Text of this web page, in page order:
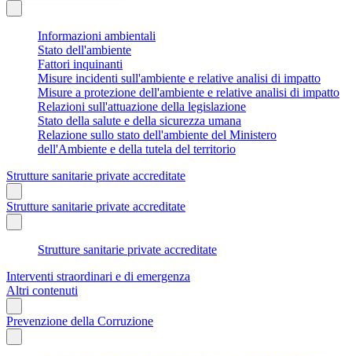
Informazioni ambientali
Stato dell'ambiente
Fattori inquinanti
Misure incidenti sull'ambiente e relative analisi di impatto
Misure a protezione dell'ambiente e relative analisi di impatto
Relazioni sull'attuazione della legislazione
Stato della salute e della sicurezza umana
Relazione sullo stato dell'ambiente del Ministero
dell'Ambiente e della tutela del territorio
Strutture sanitarie private accreditate
Strutture sanitarie private accreditate
Strutture sanitarie private accreditate
Interventi straordinari e di emergenza
Altri contenuti
Prevenzione della Corruzione